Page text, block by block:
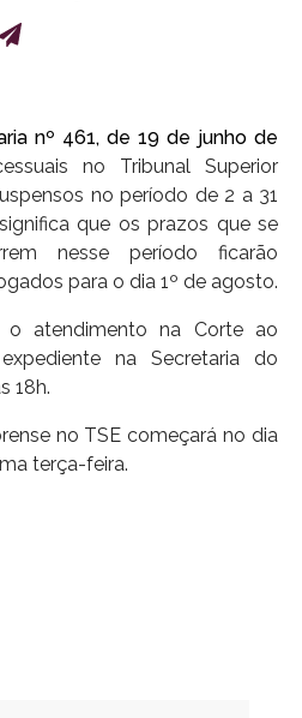
nº 461, de 19 de junho de
no Tribunal Superior
no período de 2 a 31
que os prazos que se
nesse período ficarão
para o dia 1º de agosto.
o atendimento na Corte ao
na Secretaria do
18h.
no TSE começará no dia
terça-feira.